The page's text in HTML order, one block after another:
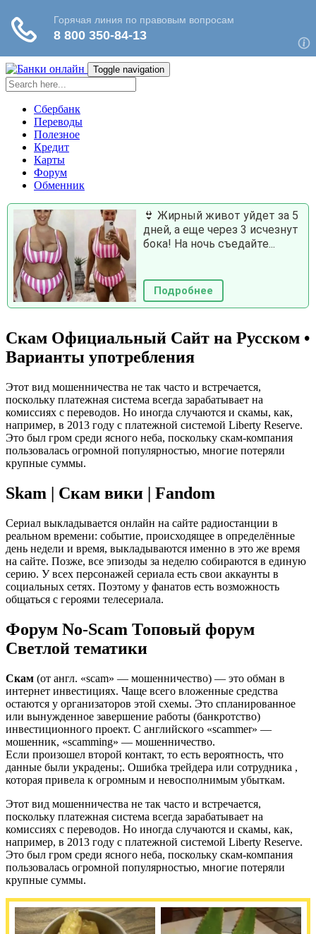
Toggle navigation
Сбербанк
Переводы
Полезное
Кредит
Карты
Форум
Обменник
👙 Жирный живот уйдет за 5
дней, а еще через 3 исчезнут
бока! На ночь съедайте...
Подробнее
Скам Официальный Сайт на Русском •
Варианты употребления
Этот вид мошенничества не так часто и встречается,
поскольку платежная система всегда зарабатывает на
комиссиях с переводов. Но иногда случаются и скамы, как,
например, в 2013 году с платежной системой Liberty Reserve.
Это был гром среди ясного неба, поскольку скам-компания
пользовалась огромной популярностью, многие потеряли
крупные суммы.
Skam | Скам вики | Fandom
Сериал выкладывается онлайн на сайте радиостанции в
реальном времени: событие, происходящее в определённые
день недели и время, выкладываются именно в это же время
на сайте. Позже, все эпизоды за неделю собираются в единую
серию. У всех персонажей сериала есть свои аккаунты в
социальных сетях. Поэтому у фанатов есть возможность
общаться с героями телесериала.
Форум No-Scam Топовый форум
Светлой тематики
Скам (от англ. «scam» — мошенничество) — это обман в
интернет инвестициях. Чаще всего вложенные средства
остаются у организаторов этой схемы. Это спланированное
или вынужденное завершение работы (банкротство)
инвестиционного проект. С английского «scammer» —
мошенник, «scamming» — мошенничество.
Если произошел второй контакт, то есть вероятность, что
данные были украдены;. Ошибка трейдера или сотрудника ,
которая привела к огромным и невосполнимым убыткам.
Этот вид мошенничества не так часто и встречается,
поскольку платежная система всегда зарабатывает на
комиссиях с переводов. Но иногда случаются и скамы, как,
например, в 2013 году с платежной системой Liberty Reserve.
Это был гром среди ясного неба, поскольку скам-компания
пользовалась огромной популярностью, многие потеряли
крупные суммы.